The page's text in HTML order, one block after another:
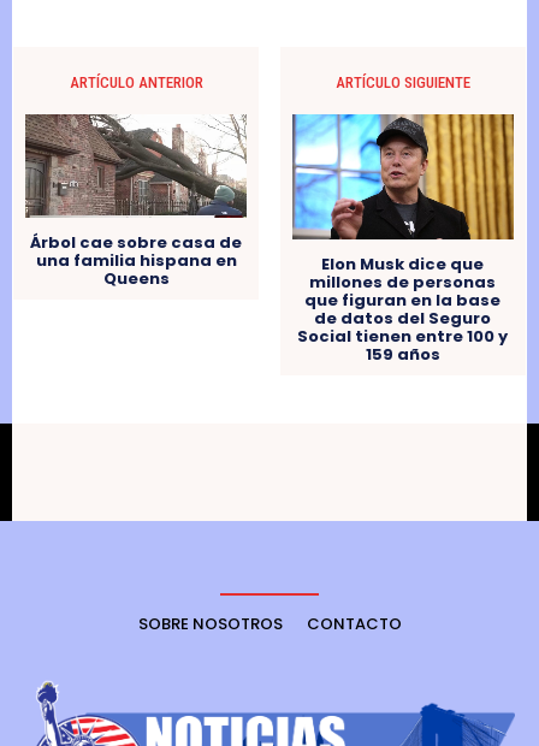
ARTÍCULO ANTERIOR
Árbol cae sobre casa de
una familia hispana en
Queens
ARTÍCULO SIGUIENTE
Elon Musk dice que
millones de personas
que figuran en la base
de datos del Seguro
Social tienen entre 100 y
159 años
SOBRE NOSOTROS CONTACTO